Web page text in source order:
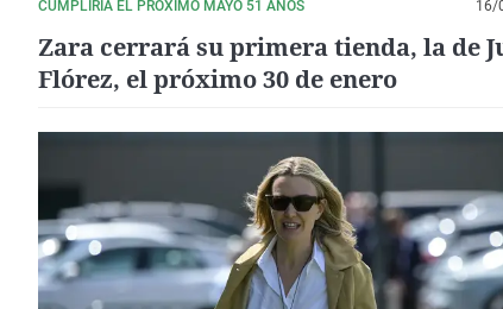
CUMPLIRÍA EL PRÓXIMO MAYO 51 AÑOS 16/
Zara cerrará su primera tienda, la de
Flórez, el próximo 30 de enero